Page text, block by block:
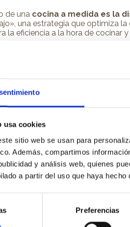
usa cookies
sitio web se usan para
Además, compartimos
y análisis web, quienes
a partir del uso que haya hecho
Preferencias
de una cocina a medida es la
una estrategia que optimiza
eficiencia a la hora de cocinar
y te preguntas cuál es la
sino que también mejora
elegir una cocina con isla ,
estéticas de cada
tonos neutros, hasta opciones
y el gusto de
es otro punto clave en esta
porcelánico o granito,
opciones antihuellas, que